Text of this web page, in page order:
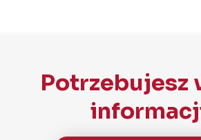
Potrzebujesz